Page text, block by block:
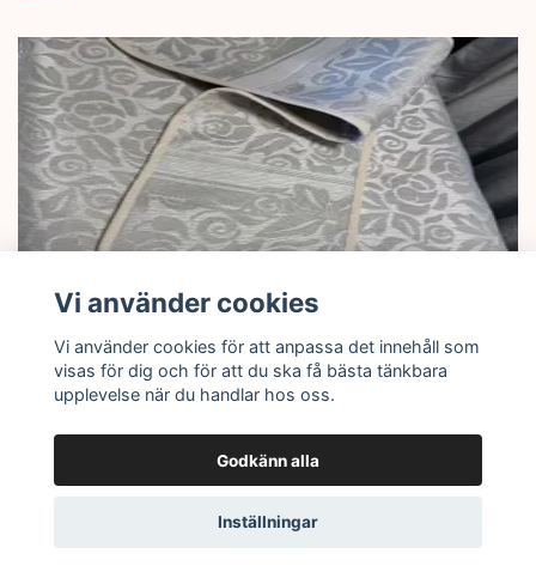
Flera val
Vi använder cookies
Vi använder cookies för att anpassa det innehåll som
visas för dig och för att du ska få bästa tänkbara
upplevelse när du handlar hos oss.
Godkänn alla
Inställningar